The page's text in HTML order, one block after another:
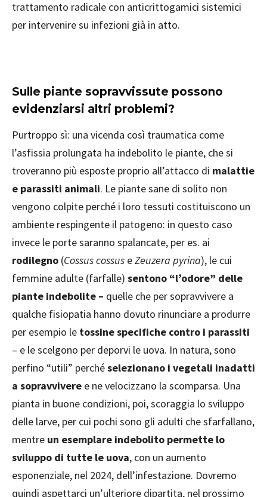
trattamento radicale con anticrittogamici sistemici
per intervenire su infezioni già in atto.
Sulle piante sopravvissute possono
evidenziarsi altri problemi?
Purtroppo sì: una vicenda così traumatica come
l’asfissia prolungata ha indebolito le piante, che si
troveranno più esposte proprio all’attacco di malattie
e parassiti animali. Le piante sane di solito non
vengono colpite perché i loro tessuti costituiscono un
ambiente respingente il patogeno: in questo caso
invece le porte saranno spalancate, per es. ai
rodilegno (Cossus cossus eZeuzera pyrina), le cui
femmine adulte (farfalle) sentono “l’odore” delle
piante indebolite – quelle che per sopravvivere a
qualche fisiopatia hanno dovuto rinunciare a produrre
per esempio le tossine specifiche contro i parassiti
– e le scelgono per deporvi le uova. In natura, sono
perfino “utili” perchéselezionano i vegetali inadatti
a sopravvivere e ne velocizzano la scomparsa. Una
pianta in buone condizioni, poi, scoraggia lo sviluppo
delle larve, per cui pochi sono gli adulti che sfarfallano,
mentre un esemplare indebolito permette lo
sviluppo di tutte le uova, con un aumento
esponenziale, nel 2024, dell’infestazione. Dovremo
quindi aspettarci un’ulteriore dipartita, nel prossimo